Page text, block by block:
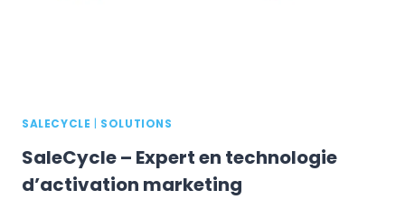
SALECYCLE SOLUTIONS
SaleCycle – Expert en technologie
d’activation marketing